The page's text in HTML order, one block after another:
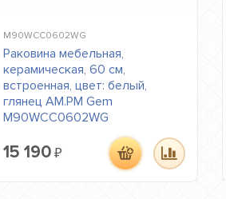
M90WCC0602WG
Раковина мебельная,
керамическая, 60 см,
встроенная, цвет: белый,
глянец AM.PM Gem
M90WCC0602WG
15 190₽